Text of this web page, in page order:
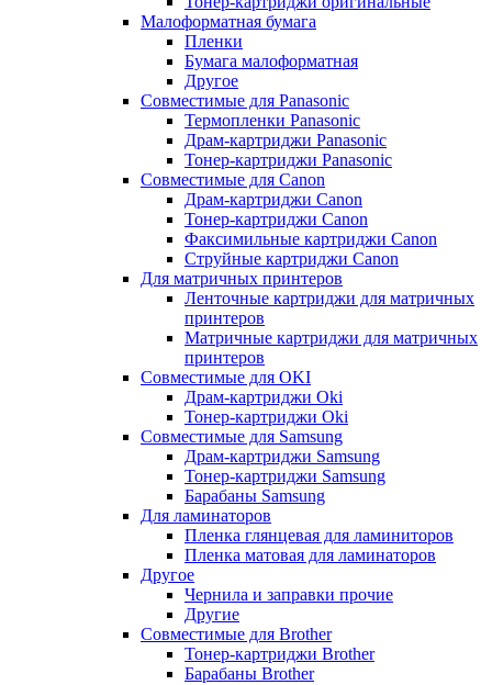
Малоформатная бумага
Пленки
Бумага малоформатная
Другое
Совместимые для Panasonic
Термопленки Panasonic
Драм-картриджи Panasonic
Тонер-картриджи Panasonic
Совместимые для Canon
Драм-картриджи Canon
Тонер-картриджи Canon
Факсимильные картриджи Canon
Струйные картриджи Canon
Для матричных принтеров
Ленточные картриджи для матричных
принтеров
Матричные картриджи для матричных
принтеров
Совместимые для OKI
Драм-картриджи Oki
Тонер-картриджи Oki
Совместимые для Samsung
Драм-картриджи Samsung
Тонер-картриджи Samsung
Барабаны Samsung
Для ламинаторов
Пленка глянцевая для ламиниторов
Пленка матовая для ламинаторов
Другое
Чернила и заправки прочие
Другие
Совместимые для Brother
Тонер-картриджи Brother
Барабаны Brother